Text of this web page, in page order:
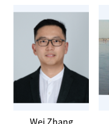
Wei Zhang